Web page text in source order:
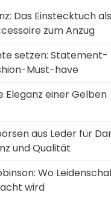
Das Einstecktuch als
zum Anzug
setzen: Statement-
Must-have
Eleganz einer Gelben
aus Leder für
und Qualität
Wo
wird